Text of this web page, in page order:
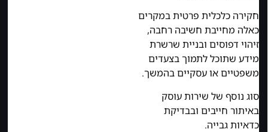
חקירה כלכלית פרטית במקרים
כאלה מחייבת חשיבה רחבה,
זיהוי דפוסים ובניית שרשרת
מידע שתוכל לתמוך בצעדים
משפטיים או עסקיים בהמשך.
סוג נוסף של שירות עוסק
באיתור חייבים ובבדיקת
כדאיות גבייה.